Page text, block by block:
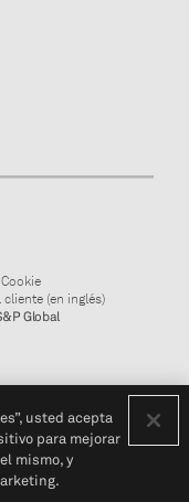
(en inglés)
Global
usted acepta
para mejorar
mismo, y